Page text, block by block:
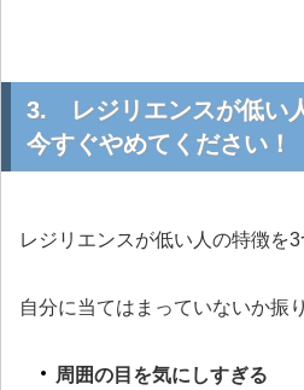
3. レジリエンスが低い
今すぐやめてください！
レジリエンスが低い人の特徴を3
自分に当てはまっていないか振
周囲の目を気にしすぎる